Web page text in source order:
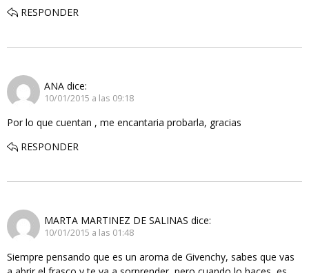
RESPONDER
ANA dice:
10/01/2015 a las 09:18
Por lo que cuentan , me encantaria probarla, gracias
RESPONDER
MARTA MARTINEZ DE SALINAS dice:
10/01/2015 a las 01:48
Siempre pensando que es un aroma de Givenchy, sabes que vas